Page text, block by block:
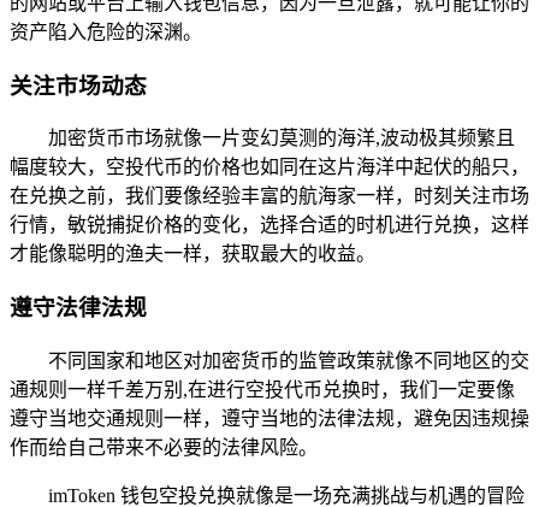
资产陷入危险的深渊。
关注市场动态
加密货币市场就像一片变幻莫测的海洋,波动极其频繁且
幅度较大，空投代币的价格也如同在这片海洋中起伏的船只，
在兑换之前，我们要像经验丰富的航海家一样，时刻关注市场
行情，敏锐捕捉价格的变化，选择合适的时机进行兑换，这样
才能像聪明的渔夫一样，获取最大的收益。
遵守法律法规
不同国家和地区对加密货币的监管政策就像不同地区的交
通规则一样千差万别,在进行空投代币兑换时，我们一定要像
遵守当地交通规则一样，遵守当地的法律法规，避免因违规操
作而给自己带来不必要的法律风险。
imToken 钱包空投兑换就像是一场充满挑战与机遇的冒险